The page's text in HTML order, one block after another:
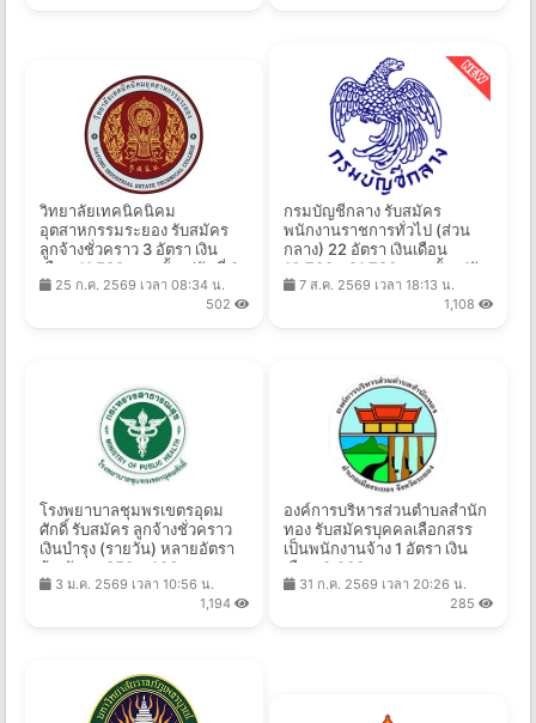
วิทยาลัยเทคนิคนิคม
อุตสาหกรรมระยอง รับสมัคร
ลูกจ้างชั่วคราว 3 อัตรา เงิน
เดือน 11,500 บาท ตั้งแต่วันที่ 3-
17 ส.ค. 2569
25 ก.ค. 2569 เวลา 08:34 น.
502
กรมบัญชีกลาง รับสมัคร
พนักงานราชการทั่วไป (ส่วน
กลาง) 22 อัตรา เงินเดือน
16,700 - 21,780 บาท ตั้งแต่วัน
ที่ 24 ส.ค. - 4 ก.ย. 2569
7 ส.ค. 2569 เวลา 18:13 น.
1,108
โรงพยาบาลชุมพรเขตรอุดม
ศักดิ์ รับสมัคร ลูกจ้างชั่วคราว
เงินบํารุง (รายวัน) หลายอัตรา
จ้างวันละ 350 - 400 บาท
ตั้งแต่วันที่ 5 ม.ค. - 30 ก.ย.
3 ม.ค. 2569 เวลา 10:56 น.
1,194
องค์การบริหารส่วนตําบลสํานัก
ทอง รับสมัครบุคคลเลือกสรร
เป็นพนักงานจ้าง 1 อัตรา เงิน
เดือน 9,000 -
18,150 บาท ตั้งแต่วันที่ 10 - 18
31 ก.ค. 2569 เวลา 20:26 น.
285